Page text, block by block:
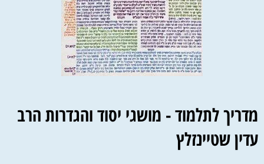
מדריך לתלמוד - מושגי יסוד והגדרות הרב
עדין שטיינזלץ